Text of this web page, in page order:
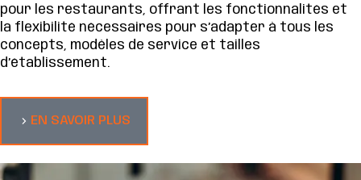
pour les restaurants, offrant les fonctionnalités et
la flexibilité nécessaires pour s’adapter à tous les
concepts, modèles de service et tailles
d’établissement.
EN SAVOIR PLUS